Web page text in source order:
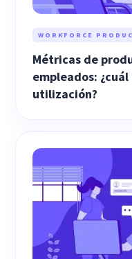
WORKFORCE
Métricas de
empleados:
utilización?